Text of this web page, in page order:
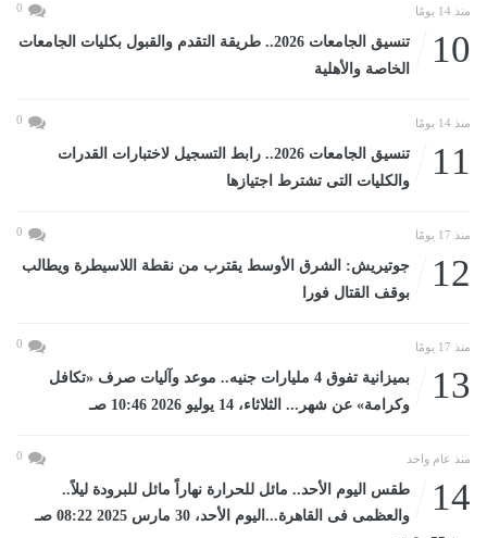
منذ 14 يومًا 0
10
تنسيق الجامعات 2026.. طريقة التقدم والقبول بكليات الجامعات
الخاصة والأهلية
منذ 14 يومًا 0
11
تنسيق الجامعات 2026.. رابط التسجيل لاختبارات القدرات
والكليات التى تشترط اجتيازها
منذ 17 يومًا 0
12
جوتيريش: الشرق الأوسط يقترب من نقطة اللاسيطرة ويطالب
بوقف القتال فورا
منذ 17 يومًا 0
13
بميزانية تفوق 4 مليارات جنيه.. موعد وآليات صرف «تكافل
وكرامة» عن شهر... الثلاثاء، 14 يوليو 2026 10:46 صـ
منذ عام واحد 0
14
طقس اليوم الأحد.. مائل للحرارة نهاراً مائل للبرودة ليلاً..
والعظمى فى القاهرة...اليوم الأحد، 30 مارس 2025 08:22 صـ